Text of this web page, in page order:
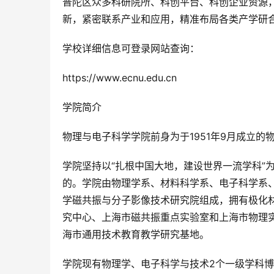
新，紧密联系产业和应用，精准布局各类产学
学校详细信息可登录网站查询：
https://www.ecnu.edu.cn
学院简介
物理与电子科学学院前身为于1951年9月成立的
学院坚持以“扎根中国大地，建设世界一流学科
的。学院由物理学系、材料科学系、电子科学
学磁共振与分子影像技术研究院组成，拥有极
究中心、上海市磁共振重点实验室和上海市物
海市通用技术教育教学研究基地。
学院现有物理学、电子科学与技术2个一级学科